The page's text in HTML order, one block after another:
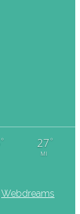
° 27 °
MI
Webdreams